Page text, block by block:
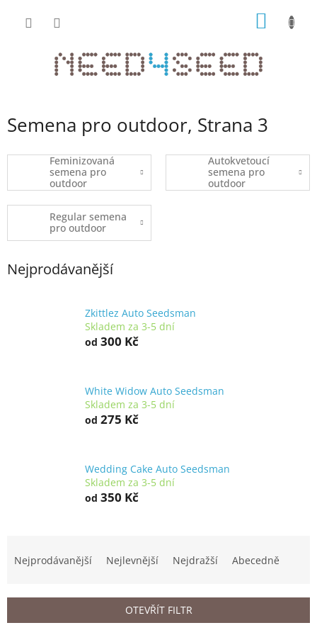
Semena pro outdoor, Strana 3
Feminizovaná
semena pro
outdoor
Autokvetoucí
semena pro
outdoor
Regular semena
pro outdoor
Nejprodávanější
Zkittlez Auto Seedsman
Skladem za 3-5 dní
od 300 Kč
White Widow Auto Seedsman
Skladem za 3-5 dní
od 275 Kč
Wedding Cake Auto Seedsman
Skladem za 3-5 dní
od 350 Kč
í
Nejprodávanější Nejlevnější Nejdražší Abecedně
OTEVŘÍT FILTR